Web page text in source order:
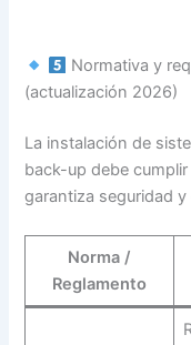
Normativa y
(actualización 2026)
La instalación de
back-up debe
garantiza seguridad
Norma /
Reglamento